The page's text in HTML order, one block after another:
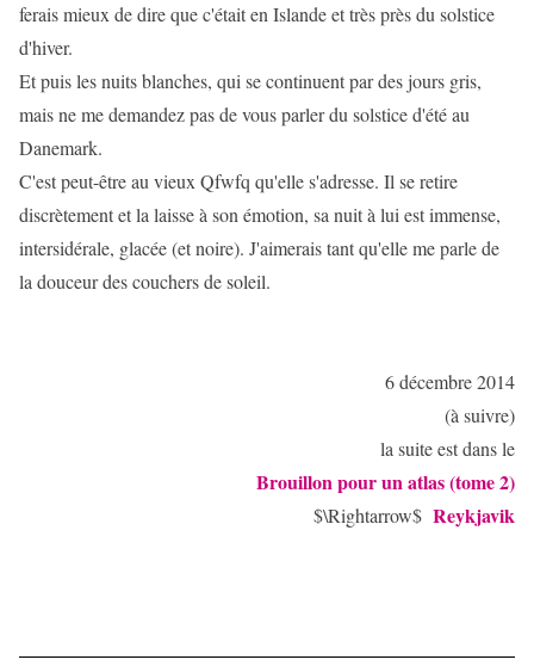
ferais mieux de dire que c'était en Islande et très près du solstice
d'hiver.
Et puis les nuits blanches, qui se continuent par des jours gris,
mais ne me demandez pas de vous parler du solstice d'été au
Danemark.
C'est peut-être au vieux Qfwfq qu'elle s'adresse. Il se retire
discrètement et la laisse à son émotion, sa nuit à lui est immense,
intersidérale, glacée (et noire). J'aimerais tant qu'elle me parle de
la douceur des couchers de soleil.
6 décembre 2014
(à suivre)
la suite est dans le
Brouillon pour un atlas (tome 2)
$\Rightarrow$ Reykjavik